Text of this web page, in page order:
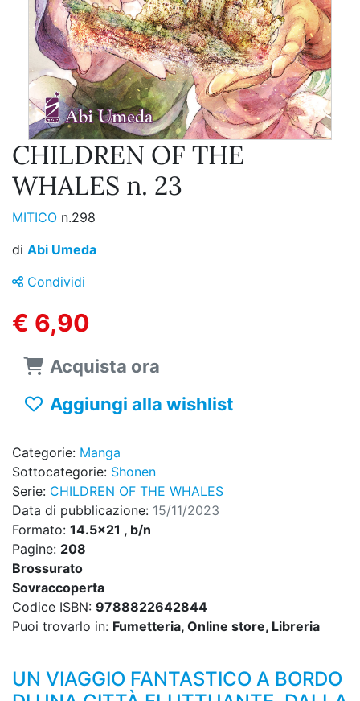
CHILDREN OF THE
WHALES n. 23
MITICO n.298
di Abi Umeda
Condividi
€ 6,90
Acquista ora
Aggiungi alla wishlist
Categorie: Manga
Sottocategorie: Shonen
Serie: CHILDREN OF THE WHALES
Data di pubblicazione: 15/11/2023
Formato: 14.5x21 , b/n
Pagine: 208
Brossurato
Sovraccoperta
Codice ISBN: 9788822642844
Puoi trovarlo in: Fumetteria, Online store, Libreria
UN VIAGGIO FANTASTICO A BORDO